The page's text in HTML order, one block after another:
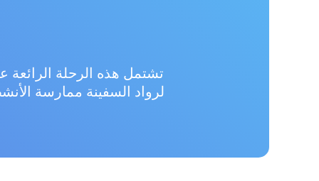
تشتمل هذه الرحلة الرائعة
لرواد السفينة ممارسة